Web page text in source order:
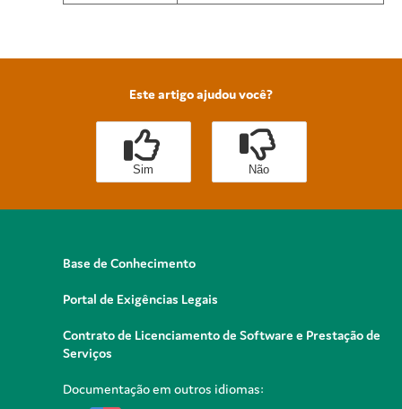
Este artigo ajudou você?
Sim Não
Base de Conhecimento
Portal de Exigências Legais
Contrato de Licenciamento de Software e Prestação de
Serviços
Documentação em outros idiomas: